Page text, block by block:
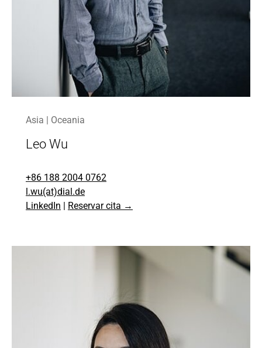
Asia | Oceania
Leo Wu
+86 188 2004 0762
l.wu(at)dial.de
LinkedIn | Reservar cita →